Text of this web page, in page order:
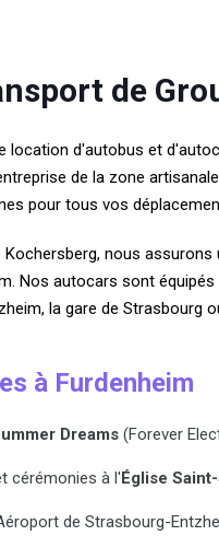
de
location d'autobus et
de la zone
pour tous vos
nous
Nos autocars sont
la gare de Strasbourg
à Furdenheim
Dreams (Forever
cérémonies à l'Église
de Strasbourg-